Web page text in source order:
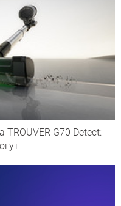
G70 Detect: